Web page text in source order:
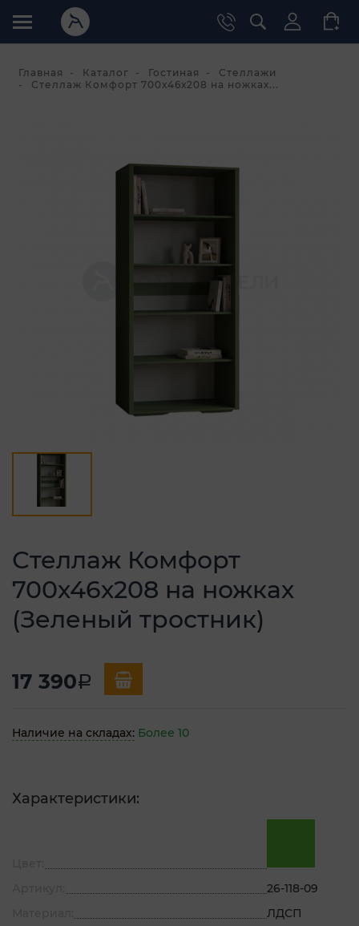
Главная Каталог Гостиная
Стеллажи
Стеллаж Комфорт 700х46х208 на ножках...
Стеллаж Комфорт
700х46х208 на ножках
(Зеленый тростник)
17 390a
Наличие на складах: Более 10
Характеристики:
26-118-09
ЛДСП